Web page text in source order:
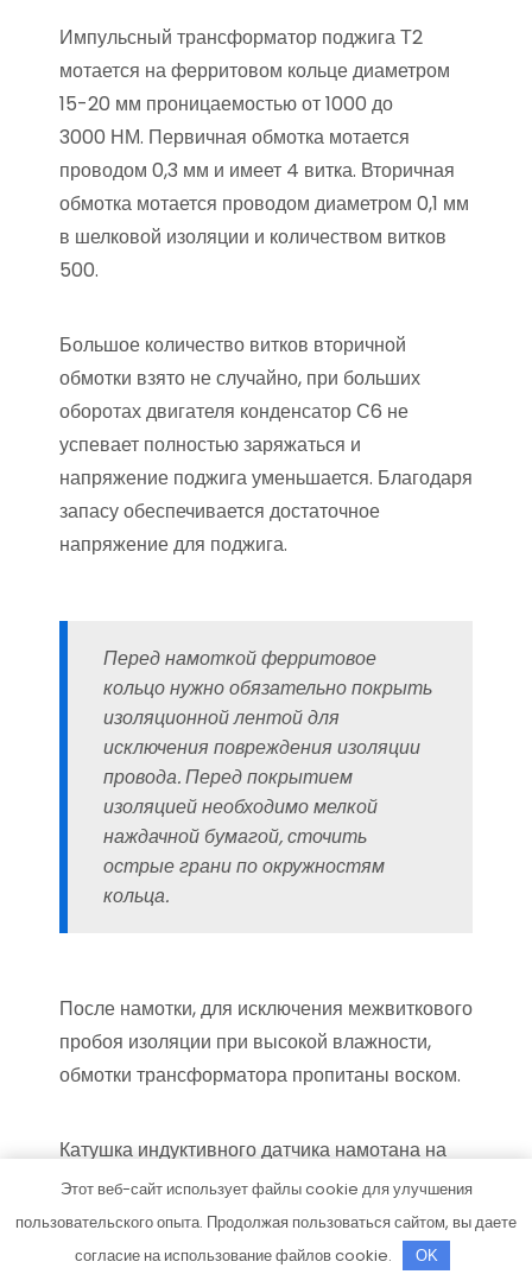
Импульсный трансформатор поджига Т2
мотается на ферритовом кольце диаметром
15-20 мм проницаемостью от 1000 до
3000 НМ. Первичная обмотка мотается
проводом 0,3 мм и имеет 4 витка. Вторичная
обмотка мотается проводом диаметром 0,1 мм
в шелковой изоляции и количеством витков
500.
Большое количество витков вторичной
обмотки взято не случайно, при больших
оборотах двигателя конденсатор С6 не
успевает полностью заряжаться и
напряжение поджига уменьшается. Благодаря
запасу обеспечивается достаточное
напряжение для поджига.
Перед намоткой ферритовое
кольцо нужно обязательно покрыть
изоляционной лентой для
исключения повреждения изоляции
провода. Перед покрытием
изоляцией необходимо мелкой
наждачной бумагой, сточить
острые грани по окружностям
кольца.
После намотки, для исключения межвиткового
пробоя изоляции при высокой влажности,
обмотки трансформатора пропитаны воском.
Катушка индуктивного датчика намотана на
ферритовом кольце диаметром 40 мм с
проницаемостью от 1000 до 3000 НМ. На
кольцо равномерно по всей окружности
Этот веб-сайт использует файлы cookie для улучшения
пользовательского опыта. Продолжая пользоваться сайтом, вы даете
согласие на использование файлов cookie.
OK